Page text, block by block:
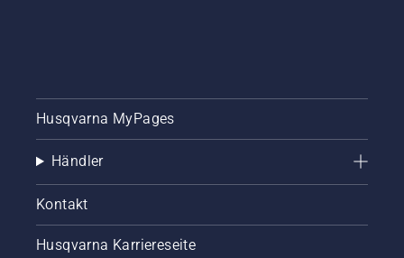
Husqvarna MyPages
Händler
Kontakt
Husqvarna Karriereseite